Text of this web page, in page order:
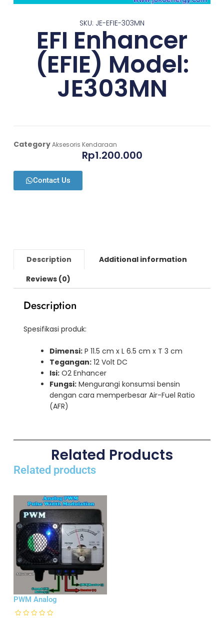
SKU: JE-EFIE-303MN
EFI Enhancer
(EFIE) Model:
JE303MN
CategoryAksesoris Kendaraan
Rp1.200.000
Contact Us
Description
Additional information
Reviews (0)
Description
Spesifikasi produk:
Dimensi: P 11.5 cm x L 6.5 cm x T 3 cm
Tegangan: 12 Volt DC
Isi: O2 Enhancer
Fungsi: Mengurangi konsumsi bensin
dengan cara memperbesar Air-Fuel Ratio
(AFR)
Related Products
Related products
PWM Analog